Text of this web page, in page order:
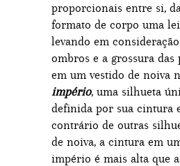
proporcionais entre si,
formato de corpo uma
levando em
ombros e a grossura das
em um vestido de noiva
império, uma silhueta
definida por sua cintura
contrário de outras
de noiva, a cintura em
império é mais alta que